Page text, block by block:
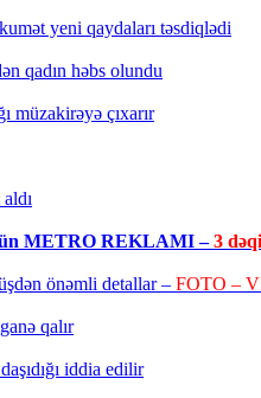
yeni qaydaları təsdiqlədi
qadın həbs olundu
müzakirəyə çıxarır
METRO REKLAMI –3
önəmli detallar – FOTO –
qalır
iddia edilir